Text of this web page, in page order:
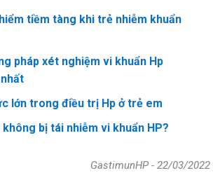
tiềm tàng khi trẻ nhiễm khuẩn
pháp xét nghiệm vi khuẩn Hp
lớn trong điều trị Hp ở trẻ em
không bị tái nhiễm vi khuẩn HP?
GastimunHP- 22/03/2022